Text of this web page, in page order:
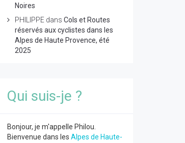
Noires
PHILIPPEdans Cols et Routes
réservés aux cyclistes dans les
Alpes de Haute Provence, été
2025
Qui suis-je ?
Bonjour, je m'appelle Philou.
Bienvenue dans les Alpes de Haute-